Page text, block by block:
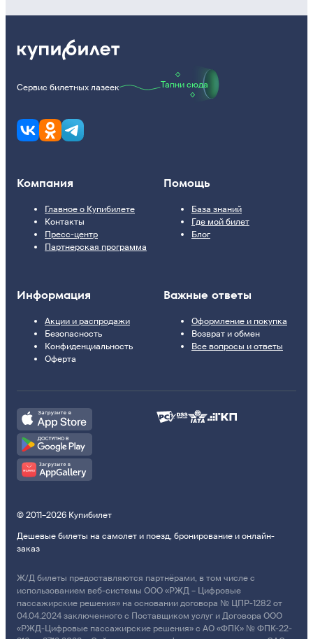
Сервис билетных лазеек Тапни сюда
Компания
Главное о Купибилете
Контакты
Пресс-центр
Партнерская программа
Помощь
База знаний
Где мой билет
Блог
Информация
Акции и распродажи
Безопасность
Конфиденциальность
Оферта
Важные ответы
Оформление и покупка
Возврат и обмен
Все вопросы и ответы
© 2011–2026 Купибилет
Дешевые билеты на самолет и поезд, бронирование и онлайн-
заказ
Ж/Д билеты предоставляются партнёрами, в том числе с
использованием веб-системы ООО «РЖД – Цифровые
пассажирские решения» на основании договора № ЦПР-1282 от
04.04.2024 заключенного с Поставщиком услуг и Договора ООО
«РЖД-Цифровые пассажирские решения» с АО «ФПК» № ФПК-22-